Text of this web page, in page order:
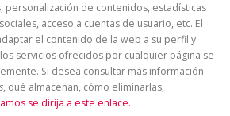
personalización de contenidos, estadísticas
acceso a cuentas de usuario, etc. El
el contenido de la web a su perfil y
los servicios ofrecidos por cualquier página se
Si desea consultar más información
, qué almacenan, cómo eliminarlas,
se dirija a este enlace.